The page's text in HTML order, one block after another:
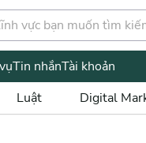
Tin nhắnTài khoản
Luật Digital